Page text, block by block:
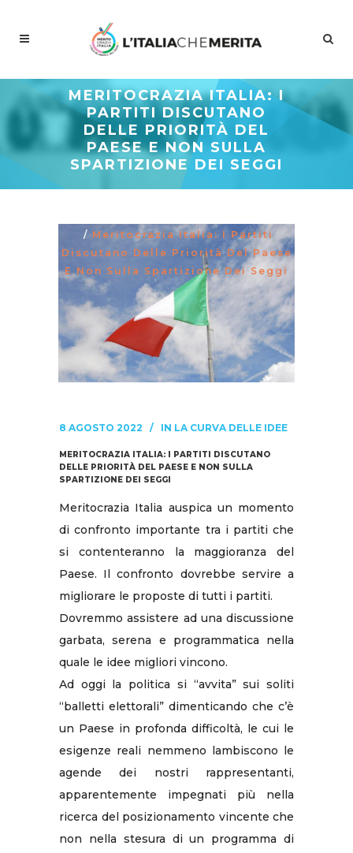
MERITOCRAZIA ITALIA: I
PARTITI DISCUTANO
DELLE PRIORITÀ DEL
PAESE E NON SULLA
SPARTIZIONE DEI SEGGI
/ Meritocrazia Italia: I Partiti
Discutano Delle Priorità Del Paese
E Non Sulla Spartizione Dei Seggi
8 AGOSTO 2022 IN LA CURVA DELLE IDEE
MERITOCRAZIA ITALIA: I PARTITI DISCUTANO
DELLE PRIORITÀ DEL PAESE E NON SULLA
SPARTIZIONE DEI SEGGI
Meritocrazia Italia auspica un momento
di confronto importante tra i partiti che
si contenteranno la maggioranza del
Paese. Il confronto dovrebbe servire a
migliorare le proposte di tutti i partiti.
Dovremmo assistere ad una discussione
garbata, serena e programmatica nella
quale le idee migliori vincono.
Ad oggi la politica si “avvita” sui soliti
“balletti elettorali” dimenticando che c’è
un Paese in profonda difficoltà, le cui le
esigenze reali nemmeno lambiscono le
agende dei nostri rappresentanti,
apparentemente impegnati più nella
ricerca del posizionamento vincente che
non nella stesura di un programma di